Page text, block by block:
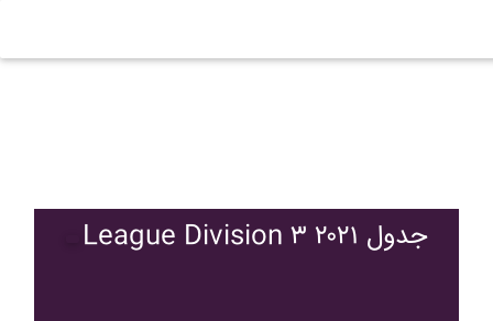
League Division ۳ ۲۰۲۱ جدول